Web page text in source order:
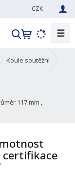
CZK
V
h
a
☰
Koule soutěžní
117 mm ,